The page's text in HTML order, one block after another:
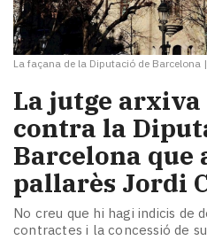
La façana de la Diputació de Barcelona |
La jutge arxiva
contra la
Barcelona que
pallarès Jordi
No creu que hi hagi indicis de
contractes i la concessió de